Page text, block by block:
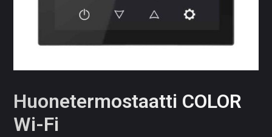
Huonetermostaatti COLOR
Wi-Fi